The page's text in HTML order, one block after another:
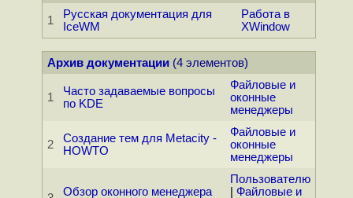
1
Русская документация для
IceWM
Работа в
XWindow
Архив документации(4 элементов)
1
Часто задаваемые вопросы
по KDE
Файловые и
оконные
менеджеры
2
Создание тем для Metacity -
HOWTO
Файловые и
оконные
менеджеры
Обзор оконного менеджера
Пользователю
Файловые и